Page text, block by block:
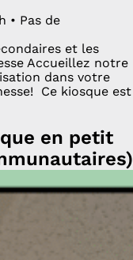
• Pas de
et les
Accueillez notre
dans votre
Ce kiosque est
en petit